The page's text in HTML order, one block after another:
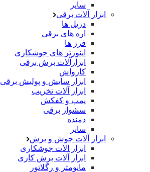
سایر
ابزار آلات برقی
دریل ها
اره های برقی
فرز ها
اینورتر های جوشکاری
ابزارآلات برش برقی
کارواش
ابزار سایش و پولیش برقی
ابزار آلات تخریب
پمپ و کفکش
سشوار برقی
دمنده
سایر
ابزار آلات جوش و برش
ابزار الات جوشکاری
ابزار آلات برش کاری
مانومتر و رگلاتور